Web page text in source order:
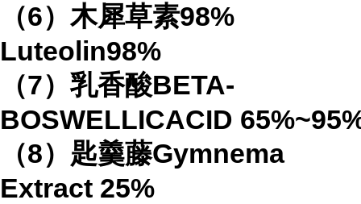
（6）木犀草素98%
Luteolin98%
（7）乳香酸BETA-
BOSWELLICACID 65%
（8）匙羹藤Gymnema
Extract 25%